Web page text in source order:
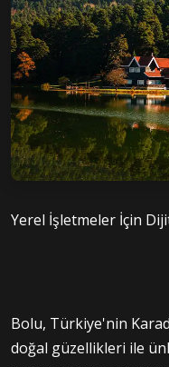
Yerel İşletmeler İçin
Bolu, Türkiye'nin
doğal güzellikleri ile